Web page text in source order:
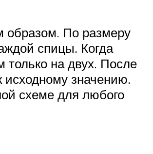
образом. По размеру
спицы. Когда
только на двух. После
исходному значению.
схеме для любого